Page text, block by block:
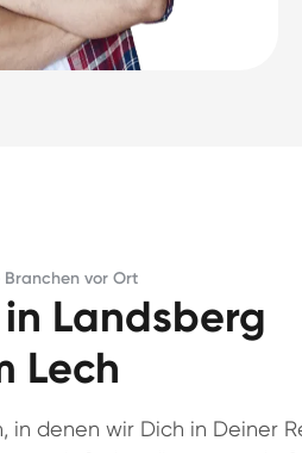
vor Ort
Landsberg
Lech
in denen wir Dich in Deiner